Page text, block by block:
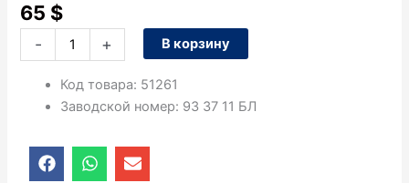
65 $
- + В корзину
Код товара: 51261
Заводской номер: 93 37 11 БЛ
F
a
W
h
E
n